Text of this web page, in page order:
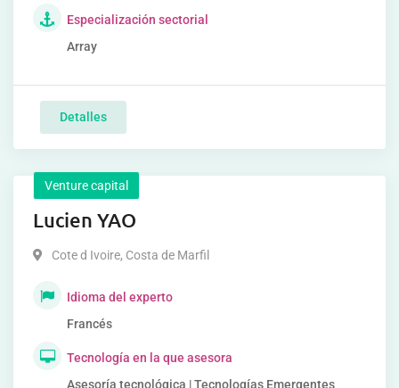
Especialización sectorial
Array
Detalles
Venture capital
Lucien YAO
Cote d Ivoire, Costa de Marfil
Idioma del experto
Francés
Tecnología en la que asesora
Asesoría tecnológica | Tecnologías Emergentes